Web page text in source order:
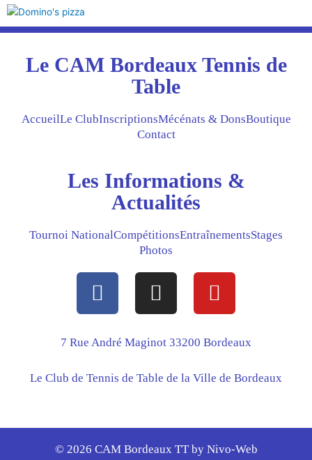
Le CAM Bordeaux Tennis de
Table
AccueilLe ClubInscriptionsMécénats & DonsBoutique
Contact
Les Informations &
Actualités
Tournoi NationalCompétitionsEntraînementsStages
Photos
F
a
e
o
k
I
n
t
g
a
m
Y
o
t
b
7 Rue André Maginot 33200 Bordeaux
Le Club de Tennis de Table de la Ville de Bordeaux
© 2026 CAM Bordeaux TT by Nivo-Web